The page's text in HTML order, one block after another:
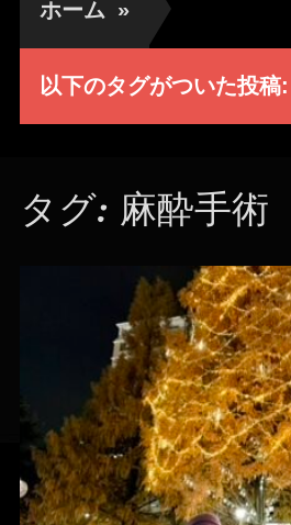
ホーム »
以下のタグがついた投稿:
タグ: 麻酔手術